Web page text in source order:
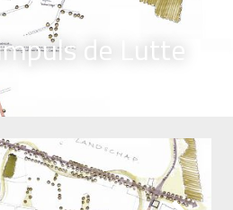
de Lutte